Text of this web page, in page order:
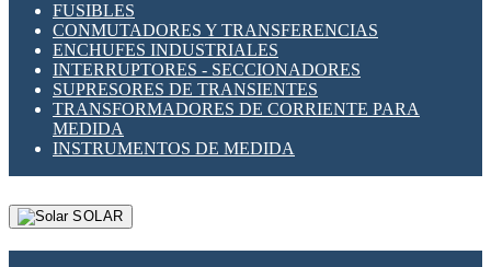
FUSIBLES
CONMUTADORES Y TRANSFERENCIAS
ENCHUFES INDUSTRIALES
INTERRUPTORES - SECCIONADORES
SUPRESORES DE TRANSIENTES
TRANSFORMADORES DE CORRIENTE PARA
MEDIDA
INSTRUMENTOS DE MEDIDA
SOLAR